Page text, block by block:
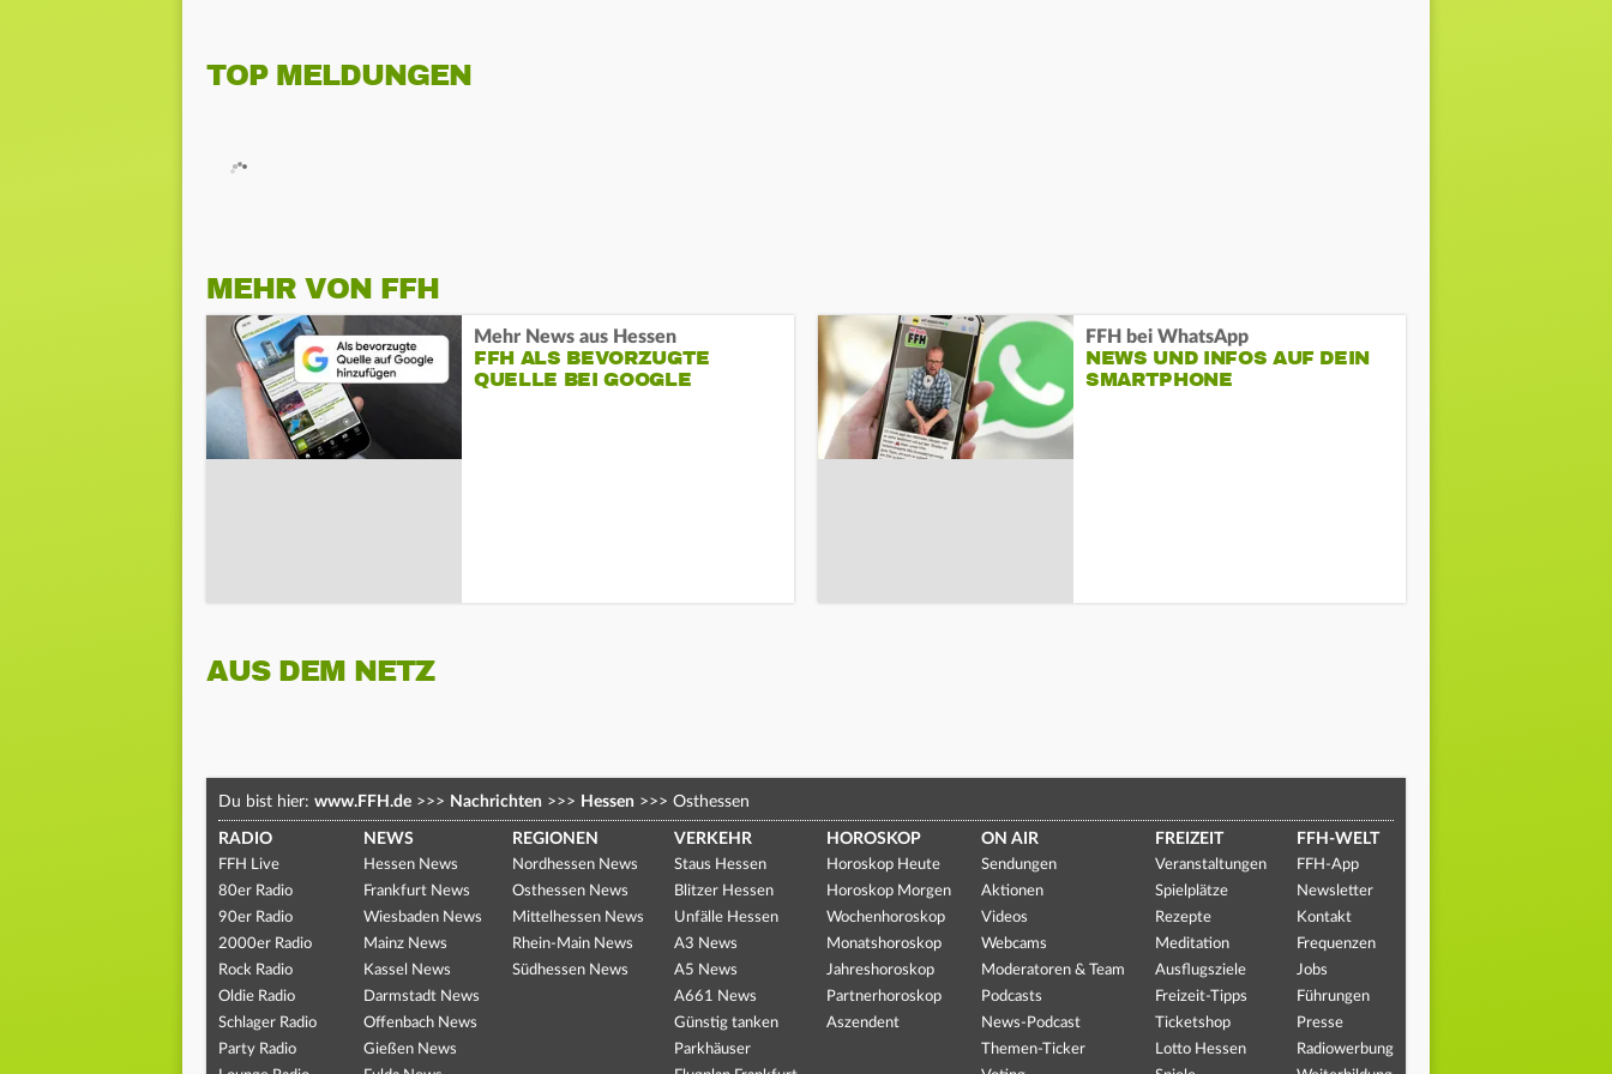
TOP MELDUNGEN
MEHR VON FFH
Mehr News aus Hessen
FFH ALS BEVORZUGTE
QUELLE BEI GOOGLE
FFH bei WhatsApp
NEWS UND INFOS AUF DEIN
SMARTPHONE
AUS DEM NETZ
Du bist hier: www.FFH.de >>> Nachrichten >>> Hessen >>> Osthessen
RADIO
FFH Live
80er Radio
90er Radio
2000er Radio
Rock Radio
Oldie Radio
Schlager Radio
Party Radio
NEWS
Hessen News
Frankfurt News
Wiesbaden News
Mainz News
Kassel News
Darmstadt News
Offenbach News
Gießen News
REGIONEN
Nordhessen News
Osthessen News
Mittelhessen News
Rhein-Main News
Südhessen News
VERKEHR
Staus Hessen
Blitzer Hessen
Unfälle Hessen
A3 News
A5 News
A661 News
Günstig tanken
Parkhäuser
HOROSKOP
Horoskop Heute
Horoskop Morgen
Wochenhoroskop
Monatshoroskop
Jahreshoroskop
Partnerhoroskop
Aszendent
ON AIR
Sendungen
Aktionen
Videos
Webcams
Moderatoren & Team
Podcasts
News-Podcast
Themen-Ticker
FREIZEIT
Veranstaltungen
Spielplätze
Rezepte
Meditation
Ausflugsziele
Freizeit-Tipps
Ticketshop
Lotto Hessen
FFH-WELT
FFH-App
Newsletter
Kontakt
Frequenzen
Jobs
Führungen
Presse
Radiowerbung